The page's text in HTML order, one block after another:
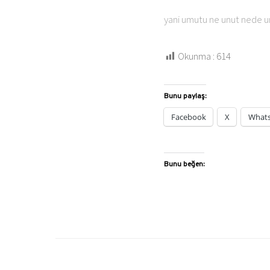
yani umutu ne unut nede
Okunma : 614
Bunu paylaş:
Facebook X
Bunu beğen: